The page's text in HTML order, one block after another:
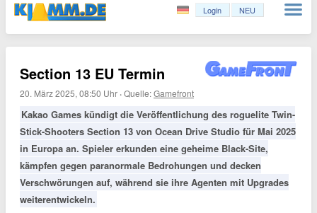
Login NEU
Section 13 EU Termin
20. März 2025, 08:50 Uhr ·Quelle:Gamefront
Kakao Games kündigt die Veröffentlichung des roguelite Twin-
Stick-Shooters Section 13 von Ocean Drive Studio für Mai 2025
in Europa an. Spieler erkunden eine geheime Black-Site,
kämpfen gegen paranormale Bedrohungen und decken
Verschwörungen auf, während sie ihre Agenten mit Upgrades
weiterentwickeln.